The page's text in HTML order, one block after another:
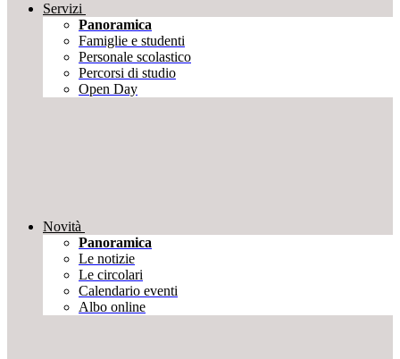
Servizi
Panoramica
Famiglie e studenti
Personale scolastico
Percorsi di studio
Open Day
Novità
Panoramica
Le notizie
Le circolari
Calendario eventi
Albo online